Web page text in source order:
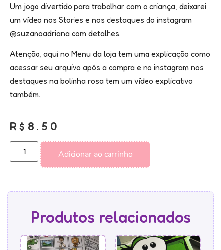
Um jogo divertido para trabalhar com a criança, deixarei
um vídeo nos Stories e nos destaques do instagram
@suzanoadriana com detalhes.
Atenção, aqui no Menu da loja tem uma explicação como
acessar seu arquivo após a compra e no instagram nos
destaques na bolinha rosa tem um vídeo explicativo
também.
R$ 8.50
Adicionar ao carrinho
Produtos relacionados